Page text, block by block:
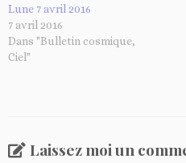
Lune 7 avril 2016
7 avril 2016
Dans "Bulletin cosmique,
Ciel"
Laissez moi un